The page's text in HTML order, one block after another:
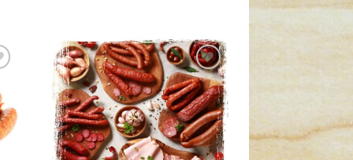
Dodaj do
ulubionych